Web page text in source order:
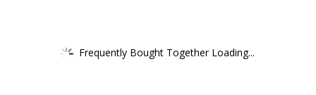
Frequently Bought Together Loading...